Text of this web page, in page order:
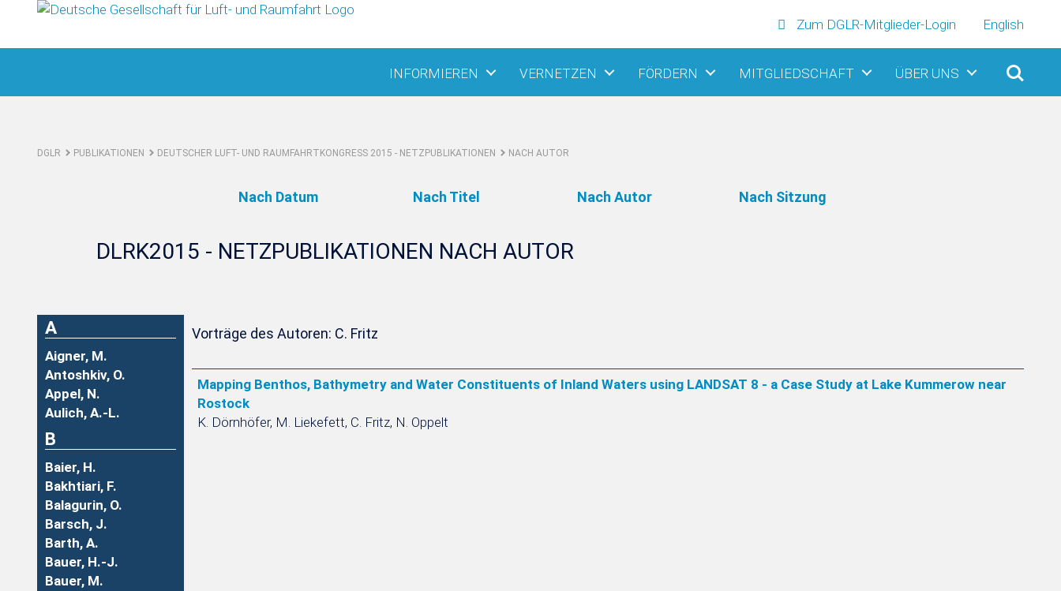
Zum DGLR-Mitglieder-Login English
INFORMIEREN VERNETZEN FÖRDERN MITGLIEDSCHAFT ÜBER UNS
DGLR PUBLIKATIONEN DEUTSCHER LUFT- UND RAUMFAHRTKONGRESS 2015 - NETZPUBLIKATIONEN NACH AUTOR
Nach Datum Nach Titel Nach Autor Nach Sitzung
DLRK2015 - NETZPUBLIKATIONEN NACH AUTOR
A
Aigner, M.
Antoshkiv, O.
Appel, N.
Aulich, A.-L.
B
Baier, H.
Bakhtiari, F.
Balagurin, O.
Barsch, J.
Barth, A.
Bauer, H.-J.
Bauer, M.
Vorträge des Autoren: C. Fritz
Mapping Benthos, Bathymetry and Water Constituents of Inland Waters using LANDSAT 8 - a Case Study at Lake Kummerow near
Rostock
K. Dörnhöfer, M. Liekefett, C. Fritz, N. Oppelt